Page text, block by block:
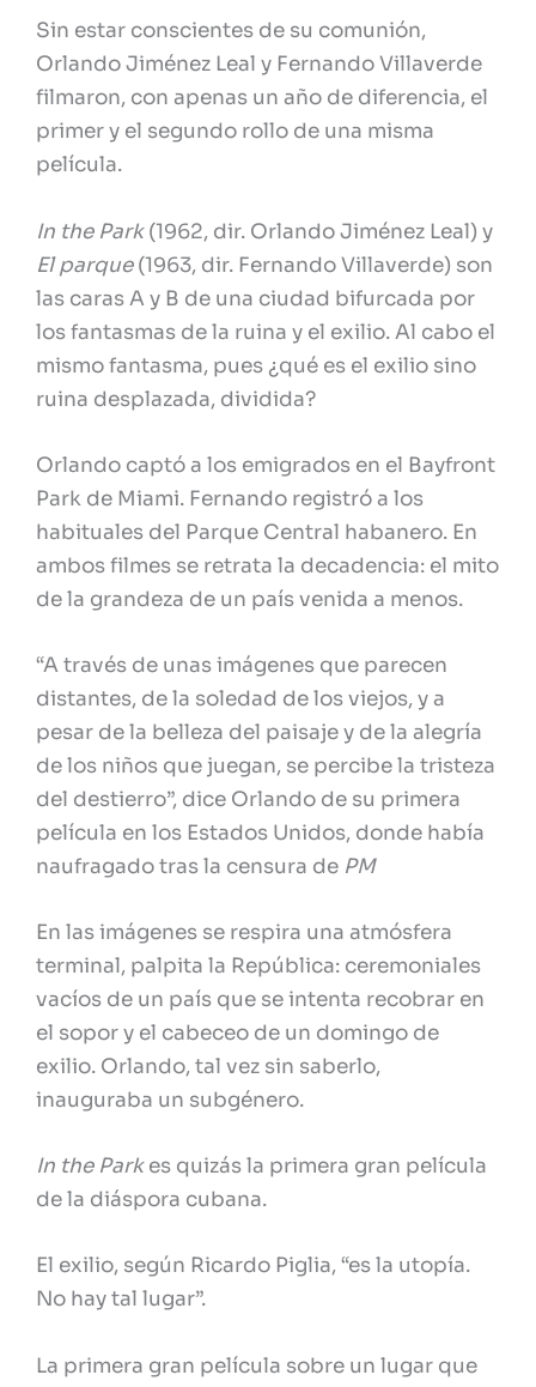
Sin estar conscientes de su comunión,
Orlando Jiménez Leal y Fernando Villaverde
filmaron, con apenas un año de diferencia, el
primer y el segundo rollo de una misma
película.
In the Park(1962, dir. Orlando Jiménez Leal) y
El parque(1963, dir. Fernando Villaverde) son
las caras A y B de una ciudad bifurcada por
los fantasmas de la ruina y el exilio. Al cabo el
mismo fantasma, pues ¿qué es el exilio sino
ruina desplazada, dividida?
Orlando captó a los emigrados en el Bayfront
Park de Miami. Fernando registró a los
habituales del Parque Central habanero. En
ambos filmes se retrata la decadencia: el mito
de la grandeza de un país venida a menos.
“A través de unas imágenes que parecen
distantes, de la soledad de los viejos, y a
pesar de la belleza del paisaje y de la alegría
de los niños que juegan, se percibe la tristeza
del destierro”, dice Orlando de su primera
película en los Estados Unidos, donde había
naufragado tras la censura de PM
En las imágenes se respira una atmósfera
terminal, palpita la República: ceremoniales
vacíos de un país que se intenta recobrar en
el sopor y el cabeceo de un domingo de
exilio. Orlando, tal vez sin saberlo,
inauguraba un subgénero.
In the Parkes quizás la primera gran película
de la diáspora cubana.
El exilio, según Ricardo Piglia, “es la utopía.
No hay tal lugar”.
La primera gran película sobre un lugar que